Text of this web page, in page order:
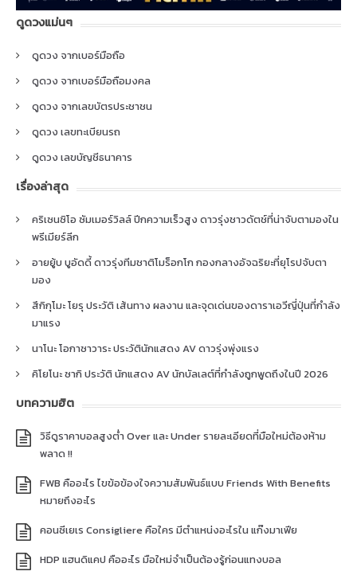
ดูดวงแม่นๆ
ดูดวง จากเบอร์มือถือ
ดูดวง จากเบอร์มือถือมงคล
ดูดวง จากเลขบัตรประชาชน
ดูดวง เลขทะเบียนรถ
ดูดวง เลขบัญชีธนาคาร
เรื่องล่าสุด
คริเซนซิโอ ซัมเมอร์วิลล์ ปีกความเร็วสูง ดาวรุ่งชาวดัตช์ที่น่าจับตามองใน
พรีเมียร์ลีก
อายยู้บ บูอัดดี้ ดาวรุ่งทีมชาติโมร็อกโก กองกลางอัจฉริยะที่ยุโรปจับตา
มอง
สึกิกุโมะ โยรุ ประวัติ เส้นทาง ผลงาน และจุดเด่นของดาราเอวีญี่ปุ่นที่กำลัง
มาแรง
นาโนะ โอกาซาวาระ ประวัตินักแสดง AV ดาวรุ่งพุ่งแรง
คิโยโนะ ซากิ ประวัติ นักแสดง AV นักบัลเลต์ที่กำลังถูกพูดถึงในปี 2026
บทความฮิต
วิธีดูราคาบอลสูงต่ำ Over และ Under รายละเอียดที่มือใหม่ต้องห้าม
พลาด !!
FWB คืออะไร ไขข้อข้องใจความสัมพันธ์แบบ Friends With Benefits
หมายถึงอะไร
คอนซีเยเร Consigliere คือใคร มีตำแหน่งอะไรใน แก๊งมาเฟีย
HDP แฮนดิแคป คืออะไร มือใหม่จำเป็นต้องรู้ก่อนแทงบอล